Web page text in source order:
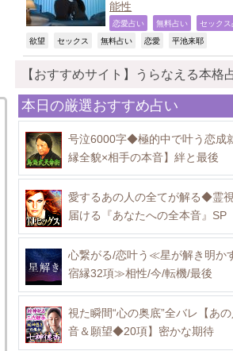
能性
恋愛占い 無料占い セックス
欲望 セックス 無料占い 恋愛 平池来耶
【おすすめサイト】うらなえる本格
本日の厳選おすすめ占い
号泣6000字◆極的中で叶う恋成
縁全貌×相手の本音】絆と最後
愛するあの人の全てが解る◆霊
届ける『あなたへの全本音』SP
心繋がる/恋叶う≪星が解き明か
宿縁32項≫相性/今/転機/最後
視た瞬間“心の奥底”全バレ【あ
音＆願望◆20項】密かな期待